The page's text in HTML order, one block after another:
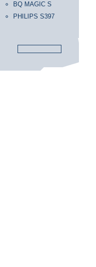
BQ MAGIC S
PHILIPS S397